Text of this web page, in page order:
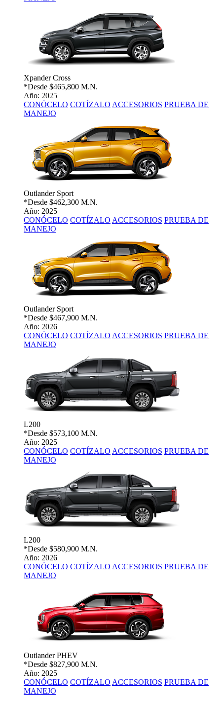
Xpander Cross
*Desde $465,800 M.N.
Año: 2025
CONÓCELO COTÍZALO ACCESORIOS PRUEBA DE
MANEJO
Outlander Sport
*Desde $462,300 M.N.
Año: 2025
CONÓCELO COTÍZALO ACCESORIOS PRUEBA DE
MANEJO
Outlander Sport
*Desde $467,900 M.N.
Año: 2026
CONÓCELO COTÍZALO ACCESORIOS PRUEBA DE
MANEJO
L200
*Desde $573,100 M.N.
Año: 2025
CONÓCELO COTÍZALO ACCESORIOS PRUEBA DE
MANEJO
L200
*Desde $580,900 M.N.
Año: 2026
CONÓCELO COTÍZALO ACCESORIOS PRUEBA DE
MANEJO
Outlander PHEV
*Desde $827,900 M.N.
Año: 2025
CONÓCELO COTÍZALO ACCESORIOS PRUEBA DE
MANEJO